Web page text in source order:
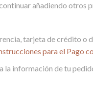
añadiendo otros
tarjeta de crédito o
para el Pago
la información de tu